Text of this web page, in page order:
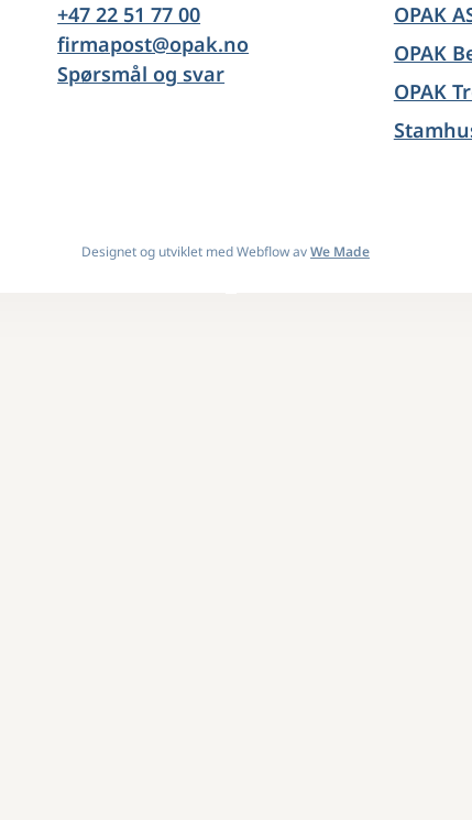
+47 22 51 77 00
firmapost@opak.no
Spørsmål og svar
OPAK
OPAK
OPAK
Designet og utviklet med Webflow avWe Made